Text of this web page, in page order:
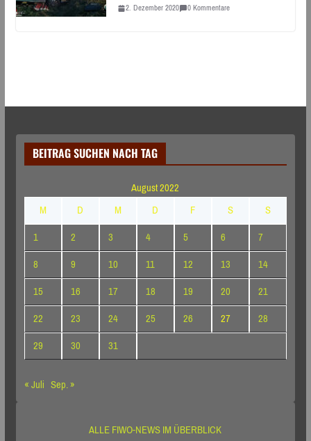
2. Dezember 2020 0 Kommentare
BEITRAG SUCHEN NACH TAG
August 2022
M
D M D F S
S
1
2 3 4 5 6
7
8
9 10 11 12 13
14
15
16 17 18 19 20
21
22
23 24 25 26 27
28
29
30
31
« Juli Sep. »
ALLE FIWO-NEWS IM ÜBERBLICK